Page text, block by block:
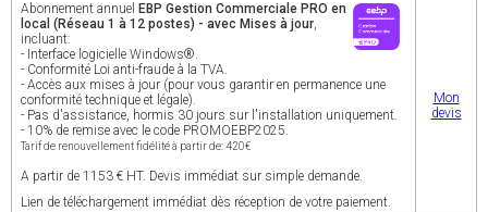
Abonnement annuel EBP Gestion Commerciale PRO en
local (Réseau 1 à 12 postes) - avec Mises à jour,
incluant:
- Interface logicielle Windows®.
- Conformité Loi anti-fraude à la TVA.
- Accès aux mises à jour (pour vous garantir en permanence une
conformité technique et légale).
- Pas d'assistance, hormis 30 jours sur l'installation uniquement.
- 10% de remise avec le code PROMOEBP2025.
Tarif de renouvellement fidélité à partir de: 420€
A partir de 1153 € HT. Devis immédiat sur simple demande.
Lien de téléchargement immédiat dès réception de votre paiement.
Mon
devis